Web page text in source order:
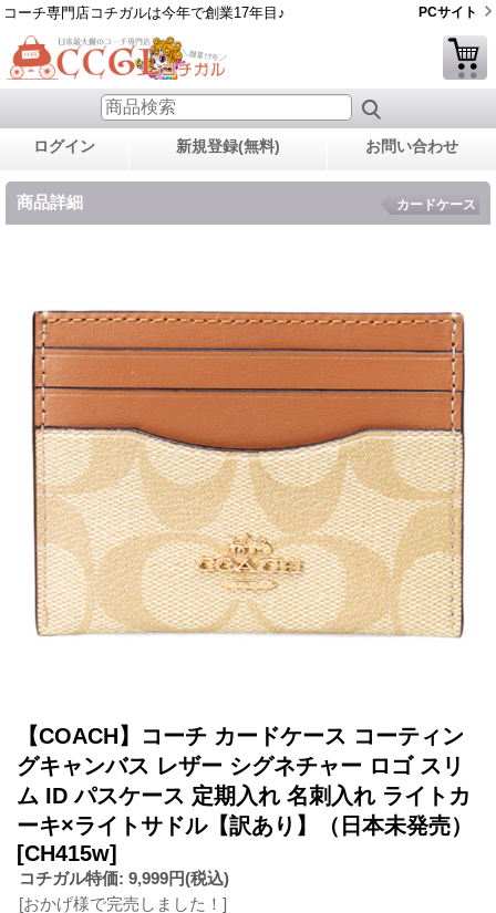
コーチ専門店コチガルは今年で創業17年目♪ PCサイト
ログイン 新規登録(無料) お問い合わせ
商品詳細 カードケース
【COACH】コーチ カードケース コーティン
グキャンバス レザー シグネチャー ロゴ スリ
ム ID パスケース 定期入れ 名刺入れ ライトカ
ーキ×ライトサドル【訳あり】（日本未発売）
[CH415w]
コチガル特価: 9,999円(税込)
[おかげ様で完売しました！]